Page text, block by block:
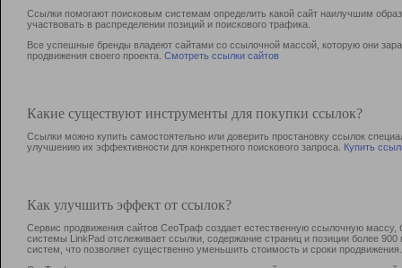
Ссылки помогают поисковым системам определить какой сайт наилучшим
участвовать в раcпределении позиций и поискового трафика.
Все успешные бренды владеют сайтами со ссылочной массой, которую они
продвижения своего проекта. Смотреть ссылки сайтов
Какие существуют инструменты для покупки ссылок?
Ссылки можно купить самостоятельно или доверить простановку ссылок
улучшению их эффективности для конкретного поискового запроса. Купить
Как улучшить эффект от ссылок?
Сервис продвижения сайтов СеоТраф создает естественную ссылочную
системы LinkPad отслеживает ссылки, содержание страниц и позиции более
систем, что позволяет существенно уменьшить стоимость и сроки продвижения.